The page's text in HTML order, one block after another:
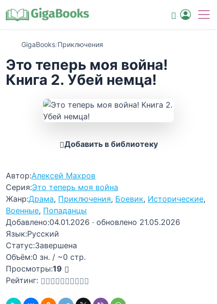
GigaBooks/Приключения
Это теперь моя война!
Книга 2. Убей немца!
Добавить в библиотеку
Автор:Алексей Махров
Серия:Это теперь моя война
Жанр:Драма, Приключения, Боевик, Исторические,
Военные, Попаданцы
Добавлено:04.01.2026 · обновлено 21.05.2026
Язык:Русский
Статус:Завершена
Объём:0 зн. / ~0 стр.
Просмотры:19
Рейтинг: